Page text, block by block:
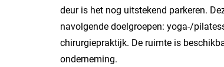
deur is het nog uitstekend parkeren.
navolgende doelgroepen: yoga-/
chirurgiepraktijk. De ruimte is
onderneming.